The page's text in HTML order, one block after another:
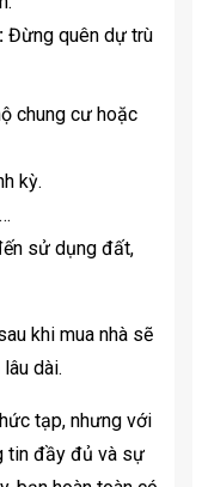
Đừng quên dự trù
chung cư hoặc
kỳ.
sử dụng đất,
khi mua nhà sẽ
dài.
tạp, nhưng với
tin đầy đủ và sự